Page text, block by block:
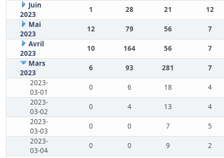
Juin
2023
1 28 21
12
Mai
2023
12 79 56
7
Avril
2023
10 164 56
7
Mars
2023
6 93 281
7
2023-
03-01
0 6 18
4
2023-
03-02
0 4 13
4
2023-
03-03
0 0 7
5
2023-
03-04
0 0 9
2